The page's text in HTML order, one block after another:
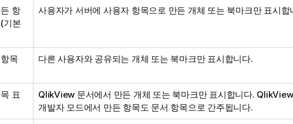
항
기본
사용자가 서버에 사용자 항목으로 만든 개체 또는 북마크만 표시합
목
다른 사용자와 공유되는 개체 또는 북마크만 표시합니다.
표
QlikView 문서에서 만든 개체 또는 북마크만 표시합니다.
개발자 모드에서 만든 항목도 문서 항목으로 간주됩니다.